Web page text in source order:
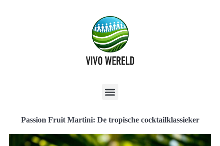
Passion Fruit Martini: De tropische cocktailklassieker